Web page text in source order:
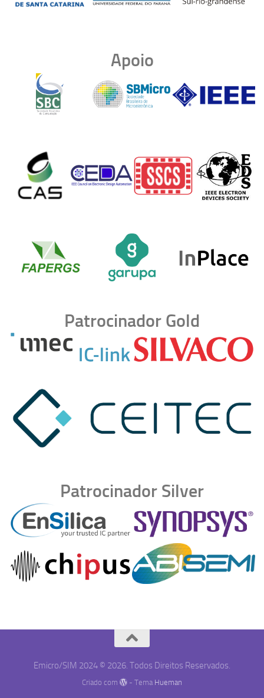
Apoio
Patrocinador Gold
Patrocinador Silver
Emicro/SIM 2024 © 2026. Todos Direitos Reservados.
Criado com - Tema Hueman